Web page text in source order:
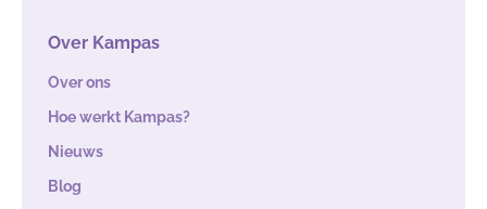
Over Kampas
Over ons
Hoe werkt Kampas?
Nieuws
Blog